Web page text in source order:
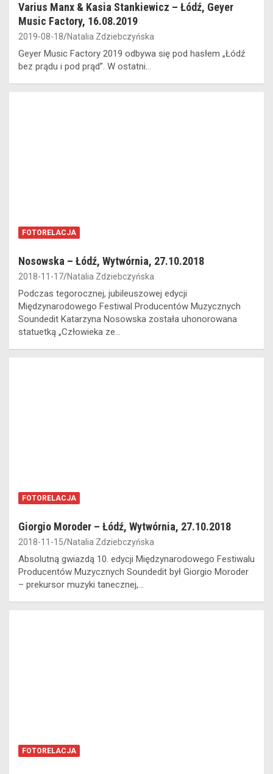
Varius Manx & Kasia Stankiewicz – Łódź, Geyer
Music Factory, 16.08.2019
2019-08-18 Natalia Zdziebczyńska
Geyer Music Factory 2019 odbywa się pod hasłem „Łódź
bez prądu i pod prąd”. W ostatni…
FOTORELACJA
Nosowska – Łódź, Wytwórnia, 27.10.2018
2018-11-17 Natalia Zdziebczyńska
Podczas tegorocznej, jubileuszowej edycji
Międzynarodowego Festiwal Producentów Muzycznych
Soundedit Katarzyna Nosowska została uhonorowana
statuetką „Człowieka ze…
FOTORELACJA
Giorgio Moroder – Łódź, Wytwórnia, 27.10.2018
2018-11-15 Natalia Zdziebczyńska
Absolutną gwiazdą 10. edycji Międzynarodowego Festiwalu
Producentów Muzycznych Soundedit był Giorgio Moroder
– prekursor muzyki tanecznej,…
FOTORELACJA